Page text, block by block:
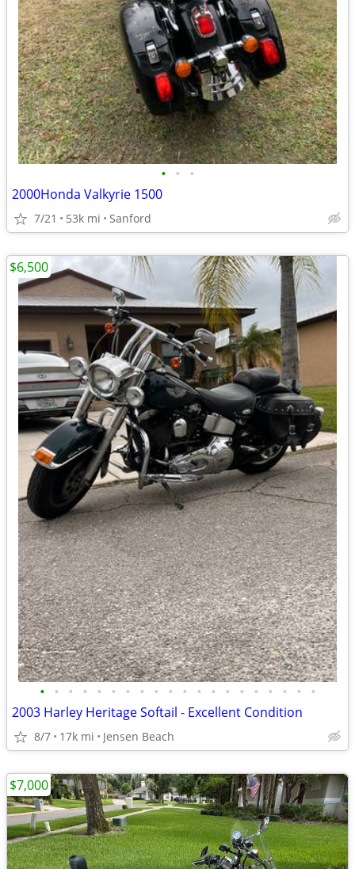
• • •
2000Honda Valkyrie 1500
7/21 53k mi Sanford
• • • • • • • • • • • • • • • • • • • •
2003 Harley Heritage Softail - Excellent Condition
8/7 17k mi Jensen Beach
$6,500
$7,000